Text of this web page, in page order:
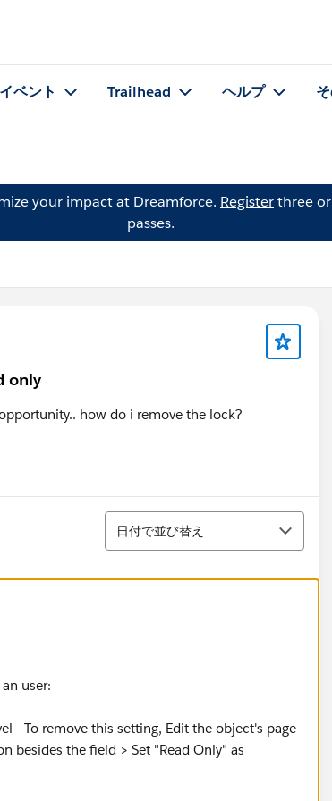
イベント Trailhead ヘルプ
your impact at Dreamforce. Registerthree
passes.
only
how do i remove the lock?
並び替え
日付で並び替え
user:
- To remove this setting, Edit the object's page
besides the field > Set "Read Only" as